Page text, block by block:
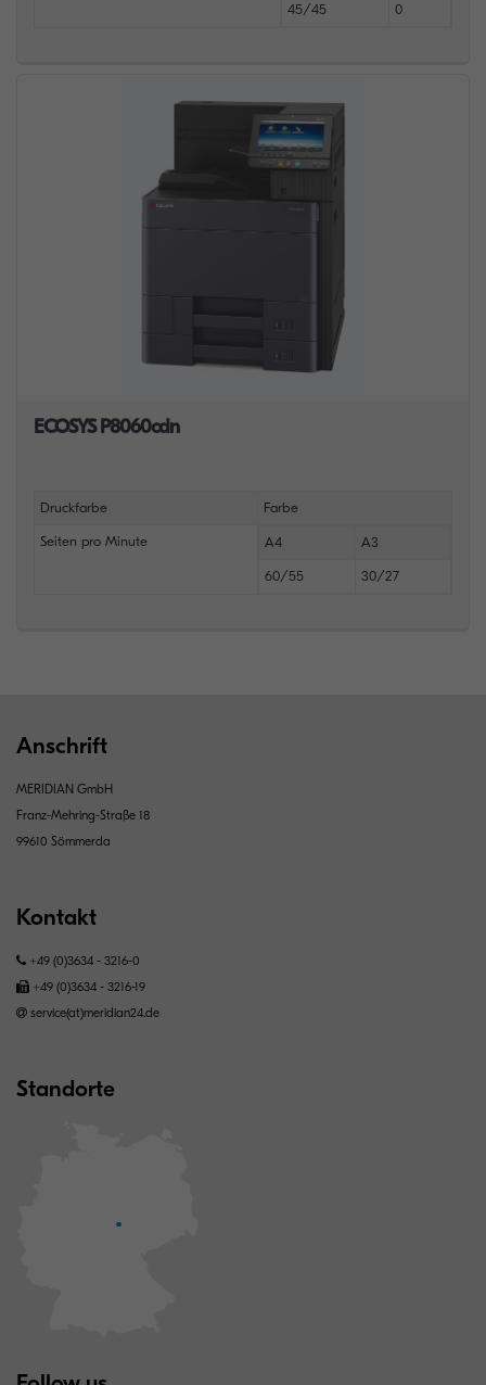
45/45 0
ECOSYS P8060cdn
Druckfarbe Farbe
Seiten pro Minute A4 A3
60/55 30/27
Anschrift
MERIDIAN GmbH
Franz-Mehring-Straße 18
99610 Sömmerda
Kontakt
+49 (0)3634 - 3216-0
+49 (0)3634 - 3216-19
service(at)meridian24.de
Standorte